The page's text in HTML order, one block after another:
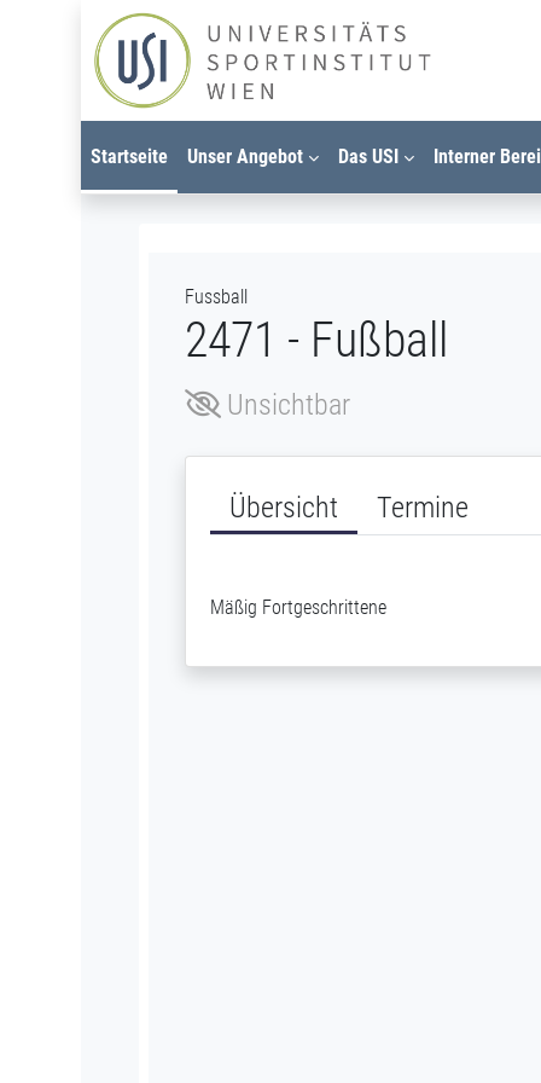
Zum Hauptinhalt
Startseite Unser Angebot Das USI Interner
Fussball
2471 - Fußball
Unsichtbar
Übersicht Termine
Mäßig Fortgeschrittene